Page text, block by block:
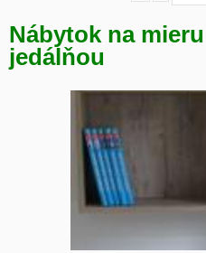
Nábytok na
jedálňou